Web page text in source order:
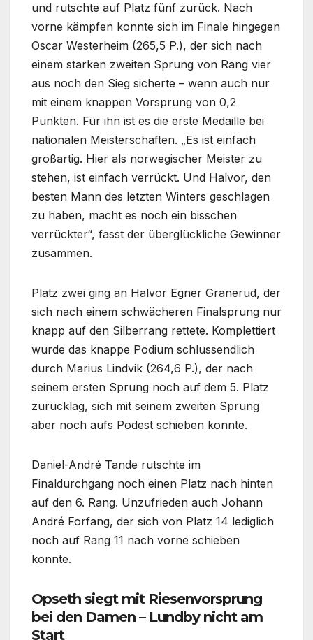
und rutschte auf Platz fünf zurück. Nach
vorne kämpfen konnte sich im Finale hingegen
Oscar Westerheim (265,5 P.), der sich nach
einem starken zweiten Sprung von Rang vier
aus noch den Sieg sicherte – wenn auch nur
mit einem knappen Vorsprung von 0,2
Punkten. Für ihn ist es die erste Medaille bei
nationalen Meisterschaften. „Es ist einfach
großartig. Hier als norwegischer Meister zu
stehen, ist einfach verrückt. Und Halvor, den
besten Mann des letzten Winters geschlagen
zu haben, macht es noch ein bisschen
verrückter“, fasst der überglückliche Gewinner
zusammen.
Platz zwei ging an Halvor Egner Granerud, der
sich nach einem schwächeren Finalsprung nur
knapp auf den Silberrang rettete. Komplettiert
wurde das knappe Podium schlussendlich
durch Marius Lindvik (264,6 P.), der nach
seinem ersten Sprung noch auf dem 5. Platz
zurücklag, sich mit seinem zweiten Sprung
aber noch aufs Podest schieben konnte.
Daniel-André Tande rutschte im
Finaldurchgang noch einen Platz nach hinten
auf den 6. Rang. Unzufrieden auch Johann
André Forfang, der sich von Platz 14 lediglich
noch auf Rang 11 nach vorne schieben
konnte.
Opseth siegt mit Riesenvorsprung
bei den Damen – Lundby nicht am
Start